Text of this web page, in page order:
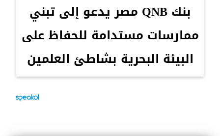
بنك QNB مصر يدعو إلى تبني
ممارسات مستدامة للحفاظ على
البيئة البحرية بشاطئ العلمين